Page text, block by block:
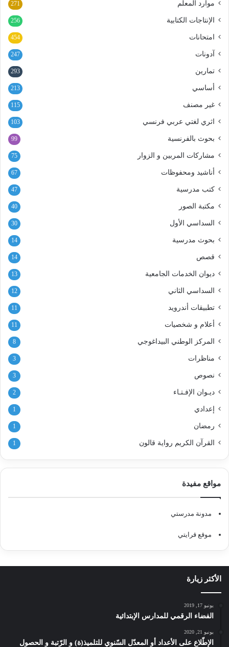
موارد المعلم 271
الإنتاجات الكتابية 256
امتحانات 454
آدونات 247
تمارين 293
أساسي 213
غير مصنف 115
اثري لغتي عربي فرنسي 103
بحوث بالفرنسية 99
مشاركات المربين و الزوار 75
أناشيد ومحفوظات 67
كتب مدرسية 47
مكتبة الصور 40
السداسي الأول 30
بحوث مدرسية 14
قصص 14
ديوان الخدمات الجامعية 13
السداسي الثاني 12
تطبيقات أندرويد 11
أعلام و شخصيات 11
المركز الوطني البيداغوجي 8
مناظرات 3
نصوص 3
ديـوان الإفـتـاء 2
إعدادي 1
رمضان 1
القرآن الكريم رواية قالون 1
مواقع مفيدة
مدونة مدرستي
موقع قرايتي
الأكثر زيارة
يونيو 17, 2019
الفضاء الرقمي للمدارس الإبتدائية
يونيو 21, 2020
الإطّلاع على الأعداد أو المعدّل السّنوي للتلميذ(ة) و الرّتبة و الحصول